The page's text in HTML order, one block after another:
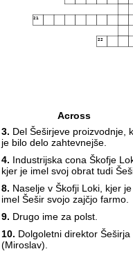
21
22
Across
3. Del Šeširjeve proizvodnje,
je bilo delo zahtevnejše.
4. Industrijska cona Škofje
kjer je imel svoj obrat tudi
8. Naselje v Škofji Loki, kjer je
imel Šešir svojo zajčjo farmo.
9. Drugo ime za polst.
10. Dolgoletni direktor Šeširja
(Miroslav).